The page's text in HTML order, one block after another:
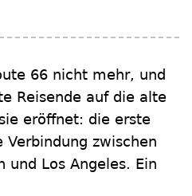
66 nicht mehr, und
Reisende auf die alte
eröffnet: die erste
Verbindung zwischen
und Los Angeles. Ein